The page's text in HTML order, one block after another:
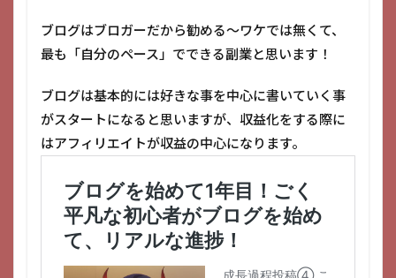
ブログはブロガーだから勧める～ワケでは無くて、
最も「自分のペース」でできる副業と思います！
ブログは基本的には好きな事を中心に書いていく事
がスタートになると思いますが、収益化をする際に
はアフィリエイトが収益の中心になります。